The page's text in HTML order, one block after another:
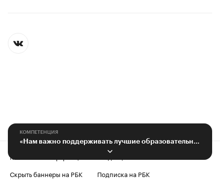
КОМПЕТЕНЦИЯ
Контактная информация
Редакция
Скрыть баннеры на РБК
Подписка на РБК